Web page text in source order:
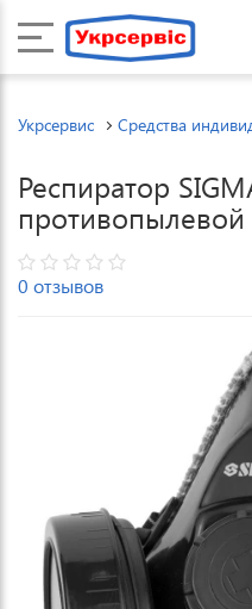
Укрсервис Средства
Респиратор
противопылевой
0 отзывов